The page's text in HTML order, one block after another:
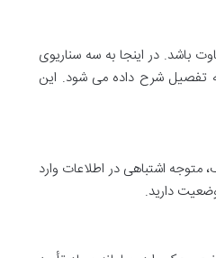
باشد. در اینجا به سه سناریوی
تفصیل شرح داده می شود. این
متوجه اشتباهی در اطلاعات وارد
دارید.